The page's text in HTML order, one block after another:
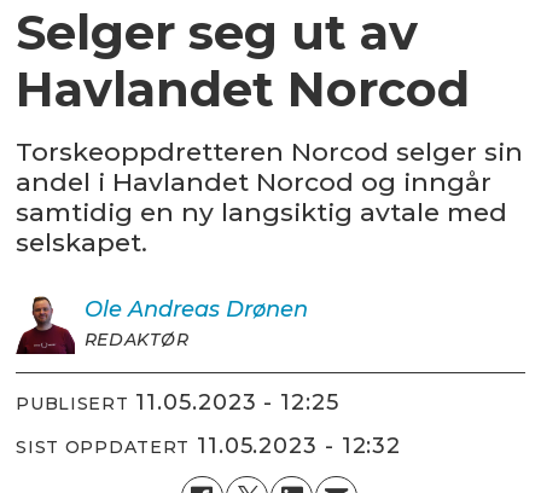
Selger seg ut av
Havlandet Norcod
Torskeoppdretteren Norcod selger sin
andel i Havlandet Norcod og inngår
samtidig en ny langsiktig avtale med
selskapet.
Ole Andreas Drønen
REDAKTØR
PUBLISERT 11.05.2023 - 12:25
SIST OPPDATERT 11.05.2023 - 12:32